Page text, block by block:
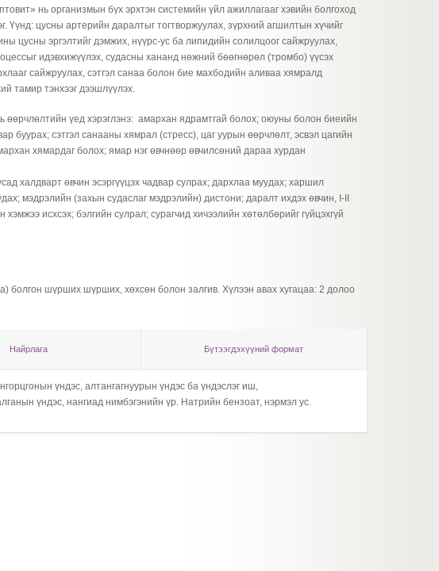
нь организмын бүх эрхтэн системийн үйл ажиллагааг хэвийн болгоход
Үүнд: цусны артерийн даралтыг тогтворжуулах, зүрхний агшилтын хүчийг
цусны эргэлтийг дэмжих, нүүрс-ус ба липидийн солилцоог сайжруулах,
идэвхижүүлэх, судасны хананд нөжний бөөгнөрөл (тромбо) үүсэх
сайжруулах, сэтгэл санаа болон бие махбодийн аливаа хямралд
тамир тэнхээг дээшлүүлэх.
өөрчлөлтийн үед хэрэглэнэ: амархан ядрамтгай болох; оюуны болон биеийн
буурах; сэтгэл санааны хямрал (стресс), цаг уурын өөрчлөлт, эсвэл цагийн
хямардаг болох; ямар нэг өвчнөөр өвчилсөний дараа хурдан
халдварт өвчин эсэргүүцэх чадвар сулрах; дархлаа муудах; харшил
мэдрэлийн (захын судаслаг мэдрэлийн) дистони; даралт ихдэх өвчин, I-II
хэмжээ исхсэх; бэлгийн сулрал; сурагчид хичээлийн хөтөлбөрийг гүйцэхгүй
болгон шүрших шүрших, хөхсөн болон залгив. Хүлээн авах хугацаа: 2 долоо
Найрлага Бүтээгдэхүүний формат
үндэс, алтангагнуурын үндэс ба үндэслэг иш,
үндэс, нангиад нимбэгэнийн үр. Натрийн бензоат, нэрмэл ус.